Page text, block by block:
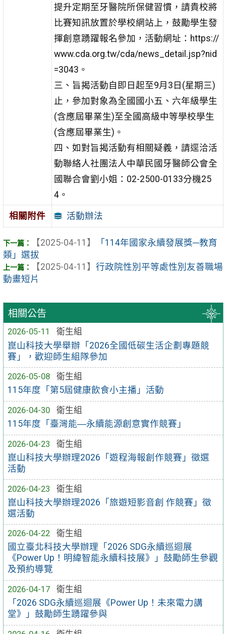
相關公告
2026-05-11
衛生組
崑山科技大學舉辦「2026全國低碳生活企劃專題競
賽」，歡迎師生組隊參加
2026-05-08
衛生組
115年度「第5屆健康飲食小主播」活動
2026-04-30
衛生組
115年度「臺灣能―永續能源創意實作競賽」
2026-04-23
衛生組
崑山科技大學辦理2026「遊程海報創作競賽」徵選
活動
2026-04-23
衛生組
崑山科技大學辦理2026「旅遊短影音創 作競賽」徵
選活動
2026-04-22
衛生組
國立臺北科技大學辦理「2026 SDG永續巡迴展
《Power Up！明緯智能永續科技展》」鼓勵師生參觀
及預約導覽
2026-04-17
衛生組
「2026 SDG永續巡迴展《Power Up！未來電力講
堂》」鼓勵師生踴躍參與
提升定期至牙醫院所保健習慣，請貴校將
比賽知訊放置於學校網站上，鼓勵學生發
揮創意踴躍報名參加，活動網址：https://
www.cda.org.tw/cda/news_detail.jsp?nid
=3043。
三、旨揭活動自即日起至9月3日(星期三)
止，參加對象為全國國小五、六年級學生
(含應屆畢業生)至全國高級中等學校學生
(含應屆畢業生)。
四、如對旨揭活動有相關疑義，請逕洽活
動聯絡人社團法人中華民國牙醫師公會全
國聯合會劉小姐：02-2500-0133分機25
4。
相關附件 活動辦法
【2025-04-11】
「114年國家永續發展獎─教育
類」選拔
【2025-04-11】 行政院性別平等處性別友善職場
動畫短片